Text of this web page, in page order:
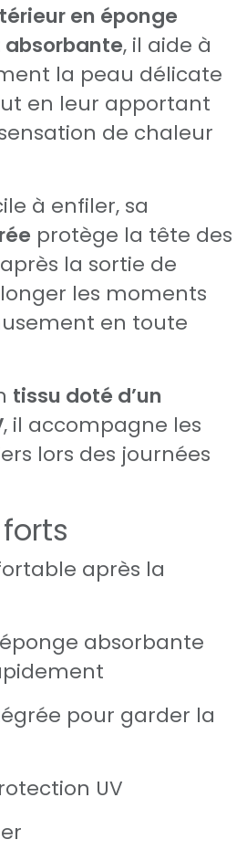
en éponge
, il aide à
la peau délicate
en leur apportant
de chaleur
à enfiler, sa
protège la tête des
la sortie de
les moments
en toute
tissu doté d’un
, il accompagne les
lors des journées
après la
absorbante
pour garder la
UV